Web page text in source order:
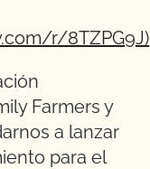
r/8TZPG9J)
Farmers y
a lanzar
para el